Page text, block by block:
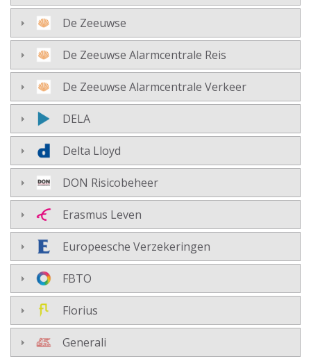
De Zeeuwse
De Zeeuwse Alarmcentrale Reis
De Zeeuwse Alarmcentrale Verkeer
DELA
Delta Lloyd
DON Risicobeheer
Erasmus Leven
Europeesche Verzekeringen
FBTO
Florius
Generali